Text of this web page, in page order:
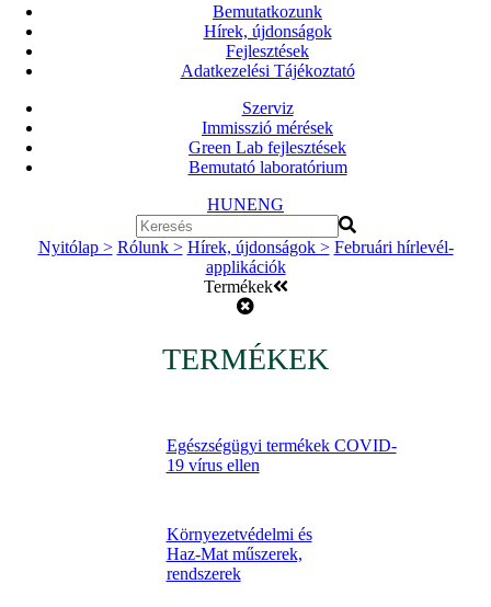
Bemutatkozunk
Hírek, újdonságok
Fejlesztések
Adatkezelési Tájékoztató
Szerviz
Immisszió mérések
Green Lab fejlesztések
Bemutató laboratórium
HUNENG
Nyitólap > Rólunk > Hírek, újdonságok > Februári hírlevél-
applikációk
Termékek
TERMÉKEK
Egészségügyi termékek COVID-
19 vírus ellen
Környezetvédelmi és
Haz-Mat műszerek,
rendszerek